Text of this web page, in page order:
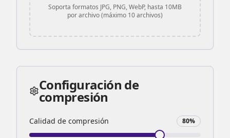
Soporta formatos JPG, PNG, WebP, hasta 10MB
por archivo (máximo 10 archivos)
Configuración de
compresión
Calidad de compresión 80%